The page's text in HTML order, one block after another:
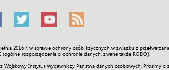
2016 r. w sprawie ochrony osób fizycznych w związku z
rozporządzenie o ochronie danych, zwane także RODO).
Instytut Wydawniczy Państwa danych osobowych. Prosimy o
Sport Historia Galerie Wideo ENGLISH